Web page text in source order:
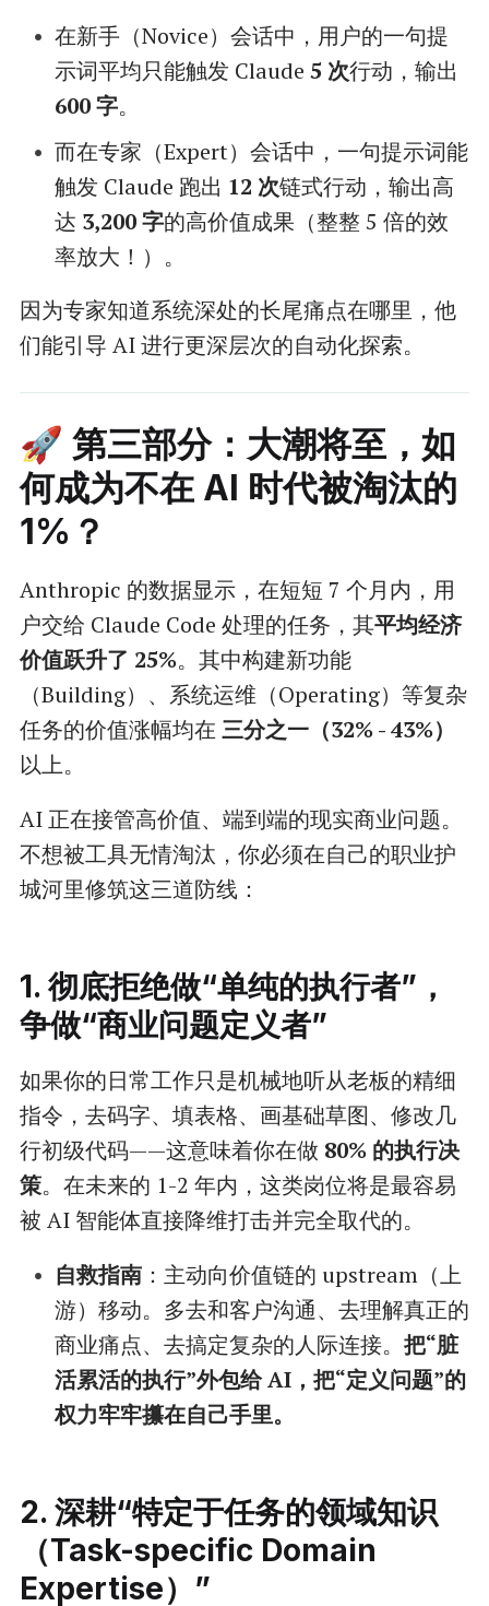
在新手（Novice）会话中，用户的一句提
示词平均只能触发 Claude 5 次行动，输出
600 字。
而在专家（Expert）会话中，一句提示词能
触发 Claude 跑出 12 次链式行动，输出高
达 3,200 字的高价值成果（整整 5 倍的效
率放大！）。
因为专家知道系统深处的长尾痛点在哪里，他
们能引导 AI 进行更深层次的自动化探索。
🚀 第三部分：大潮将至，如
何成为不在 AI 时代被淘汰的
1%？
Anthropic 的数据显示，在短短 7 个月内，用
户交给 Claude Code 处理的任务，其平均经济
价值跃升了 25%。其中构建新功能
（Building）、系统运维（Operating）等复杂
任务的价值涨幅均在 三分之一（32% - 43%）
以上。
AI 正在接管高价值、端到端的现实商业问题。
不想被工具无情淘汰，你必须在自己的职业护
城河里修筑这三道防线：
1. 彻底拒绝做“单纯的执行者”，
争做“商业问题定义者”
如果你的日常工作只是机械地听从老板的精细
指令，去码字、填表格、画基础草图、修改几
行初级代码——这意味着你在做 80% 的执行决
策。在未来的 1-2 年内，这类岗位将是最容易
被 AI 智能体直接降维打击并完全取代的。
自救指南：主动向价值链的 upstream（上
游）移动。多去和客户沟通、去理解真正的
商业痛点、去搞定复杂的人际连接。 把“脏
活累活的执行”外包给 AI，把“定义问题”的
权力牢牢攥在自己手里。
2. 深耕“特定于任务的领域知识
（Task-specific Domain
Expertise）”